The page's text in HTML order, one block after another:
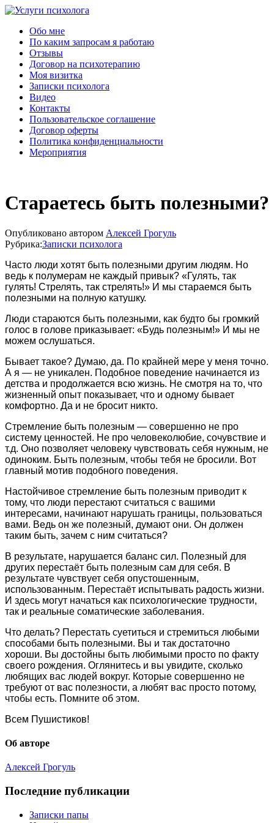
Услуги психолога
Обо мне
По каким запросам я работаю
Отзывы
Договор на психотерапию
Моя визитка
Записки психолога
Видео
Контакты
Пользовательское соглашение
Договор оферты
Политика конфиденциальности
Мероприятия
Стараетесь быть полезными?
Опубликовано автором Алексей Грогуль
Рубрика:Записки психолога
Часто люди хотят быть полезными другим людям. Но
ведь к полумерам не каждый привык? «Гулять, так
гулять! Стрелять, так стрелять!» И мы стараемся быть
полезными на полную катушку.
Люди стараются быть полезными, как будто бы громкий
голос в голове приказывает: «Будь полезным!» И мы не
можем ослушаться.
Бывает такое? Думаю, да. По крайней мере у меня точно.
А я — не уникален. Подобное поведение начинается из
детства и продолжается всю жизнь. Не смотря на то, что
жизненный опыт показывает, что и одному бывает
комфортно. Да и не бросит никто.
Стремление быть полезным — совершенно не про
систему ценностей. Не про человеколюбие, сочувствие и
т.д. Оно позволяет человеку чувствовать себя нужным, не
одиноким. Быть полезным, чтобы тебя не бросили. Вот
главный мотив подобного поведения.
Настойчивое стремление быть полезным приводит к
тому, что люди перестают считаться с вашими
интересами, начинают нарушать границы, пользоваться
вами. Ведь он же полезный, думают они. Он должен
таким быть, зачем с ним считаться?
В результате, нарушается баланс сил. Полезный для
других перестаёт быть полезным сам для себя. В
результате чувствует себя опустошенным,
использованным. Перестаёт испытывать радость жизни.
И здесь могут начаться как психологические трудности,
так и реальные соматические заболевания.
Что делать? Перестать суетиться и стремиться любыми
способами быть полезными. Вы и так достаточно
хороши. Вы достойны быть любимыми просто по факту
своего рождения. Оглянитесь и вы увидите, сколько
любящих вас людей вокруг. Которые совершенно не
требуют от вас полезности, а любят вас просто потому,
чтобы есть. Помните об этом.
Всем Пушистиков!
Об авторе
Алексей Грогуль
Последние публикации
Записки папы